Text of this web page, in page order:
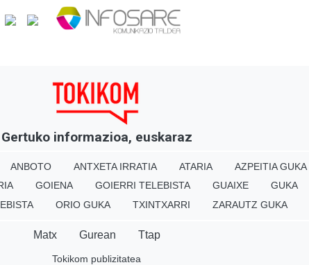
Gertuko informazioa, euskaraz
ANBOTO ANTXETA IRRATIA ATARIA AZPEITIA GUKA
GOIENA GOIERRI TELEBISTA GUAIXE GUKA
ORIO GUKA TXINTXARRI ZARAUTZ GUKA
Matx Gurean Ttap
Tokikom publizitatea